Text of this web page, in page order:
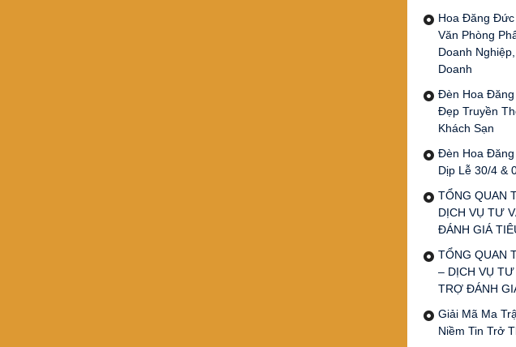
Hoa Đăng
Văn Phòng
Doanh
Doanh
Đèn Hoa Đăng
Đẹp Truyền
Khách Sạn
Đèn Hoa Đăng
Dịp Lễ 30/4 &
TỔNG QUAN
DỊCH VỤ TƯ
ĐÁNH GIÁ
TỔNG QUAN
– DỊCH VỤ
TRỢ ĐÁNH
Giải Mã Ma
Niềm Tin Trở